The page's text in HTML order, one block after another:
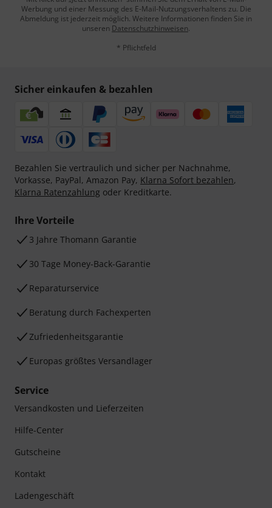
Werbung und einer Messung des E-Mail-Nutzungsverhaltens zu. Die
Abmeldung ist jederzeit möglich. Weitere Informationen finden Sie in
unseren Datenschutzhinweisen.
* Pflichtfeld
Sicher einkaufen & bezahlen
Bezahlen Sie vertraulich und sicher per Nachnahme,
Vorkasse, PayPal, Amazon Pay, Klarna Sofort bezahlen,
Klarna Ratenzahlung oder Kreditkarte.
Ihre Vorteile
3 Jahre Thomann Garantie
30 Tage Money-Back-Garantie
Reparaturservice
Beratung durch Fachexperten
Zufriedenheitsgarantie
Europas größtes Versandlager
Service
Versandkosten und Lieferzeiten
Hilfe-Center
Gutscheine
Kontakt
Ladengeschäft